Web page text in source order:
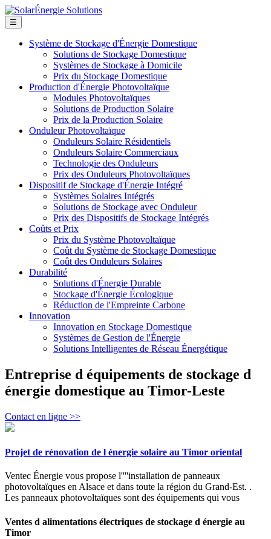
☰
Système de Stockage d'Énergie Domestique
Solutions de Stockage Domestique
Systèmes de Stockage à Domicile
Prix du Stockage Domestique
Production d'Énergie Photovoltaïque
Modules Photovoltaïques
Solutions de Production Solaire
Prix de la Production Solaire
Onduleur Photovoltaïque
Onduleurs Solaire Résidentiels
Onduleurs Solaire Commerciaux
Technologie des Onduleurs
Prix des Onduleurs Photovoltaïques
Dispositif de Stockage d'Énergie Intégré
Systèmes Solaires Intégrés
Solutions de Stockage avec Onduleur
Prix des Dispositifs de Stockage Intégrés
Coûts et Prix
Prix du Système Photovoltaïque
Coût du Système de Stockage Domestique
Coût des Onduleurs Solaires
Durabilité
Solutions d'Énergie Durable
Stockage d'Énergie Écologique
Réduction de l'Empreinte Carbone
Innovation
Innovation en Stockage Domestique
Systèmes de Gestion de l'Énergie
Solutions Intelligentes de Réseau Énergétique
Entreprise d équipements de stockage d
énergie domestique au Timor-Leste
Contact en ligne >>
Projet de rénovation de l énergie solaire au Timor oriental
Ventec Énergie vous propose l''''installation de panneaux
photovoltaïques en Alsace et dans toute la région du Grand-Est. .
Les panneaux photovoltaïques sont des équipements qui vous
Ventes d alimentations électriques de stockage d énergie au
Timor